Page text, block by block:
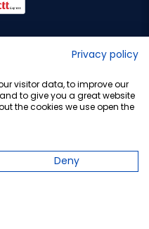
Privacy policy
visitor data, to improve our
to give you a great website
the cookies we use open the
Deny